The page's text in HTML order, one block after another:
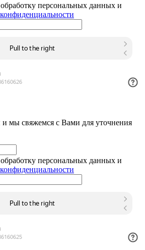
персональных данных и
мы свяжемся с Вами для уточнения
персональных данных и